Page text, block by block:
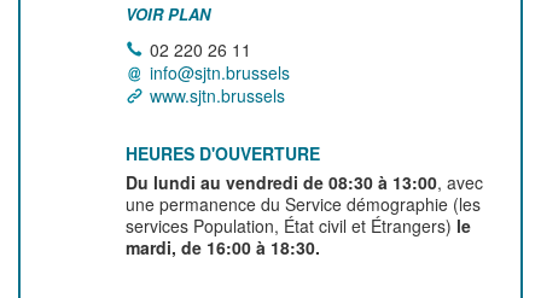
VOIR PLAN
02 220 26 11
info@sjtn.brussels
www.sjtn.brussels
HEURES D'OUVERTURE
Du lundi au vendredi de 08:30 à 13:00, avec
une permanence du Service démographie (les
services Population, État civil et Étrangers) le
mardi, de 16:00 à 18:30.